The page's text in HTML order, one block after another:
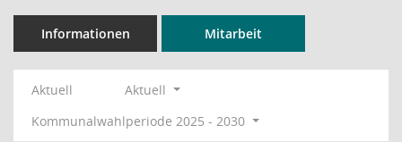
Informationen Mitarbeit
Aktuell
Aktuell
Kommunalwahlperiode 2025 - 2030